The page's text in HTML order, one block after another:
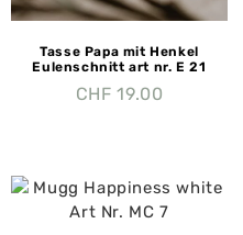
Tasse Papa mit Henkel
Eulenschnitt art nr. E 21
CHF 19.00